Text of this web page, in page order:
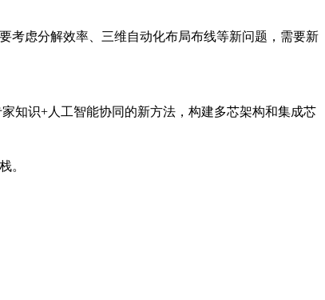
考虑分解效率、三维自动化布局布线等新问题，需要新
知识+人工智能协同的新方法，构建多芯架构和集成芯
。